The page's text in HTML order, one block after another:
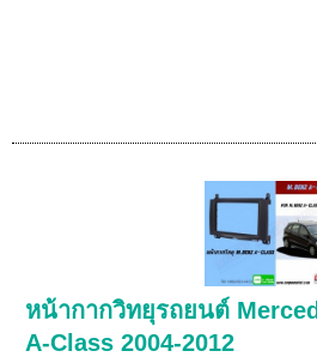
หน้ากากวิทยุรถยนต์
A-Class 2004-2012